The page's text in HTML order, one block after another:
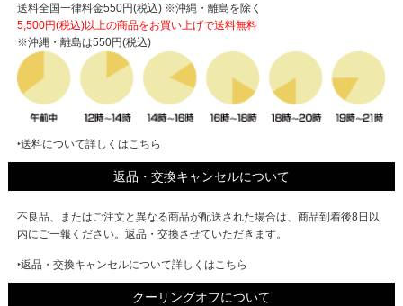
送料全国一律料金550円(税込) ※沖縄・離島を除く
5,500円(税込)以上の商品をお買い上げで送料無料
※沖縄・離島は550円(税込)
‣送料について詳しくはこちら
返品・交換キャンセルについて
不良品、またはご注文と異なる商品が配送された場合は、商品到着後8日以
内にご一報ください。返品・交換させていただきます。
‣返品・交換キャンセルについて詳しくはこちら
クーリングオフについて